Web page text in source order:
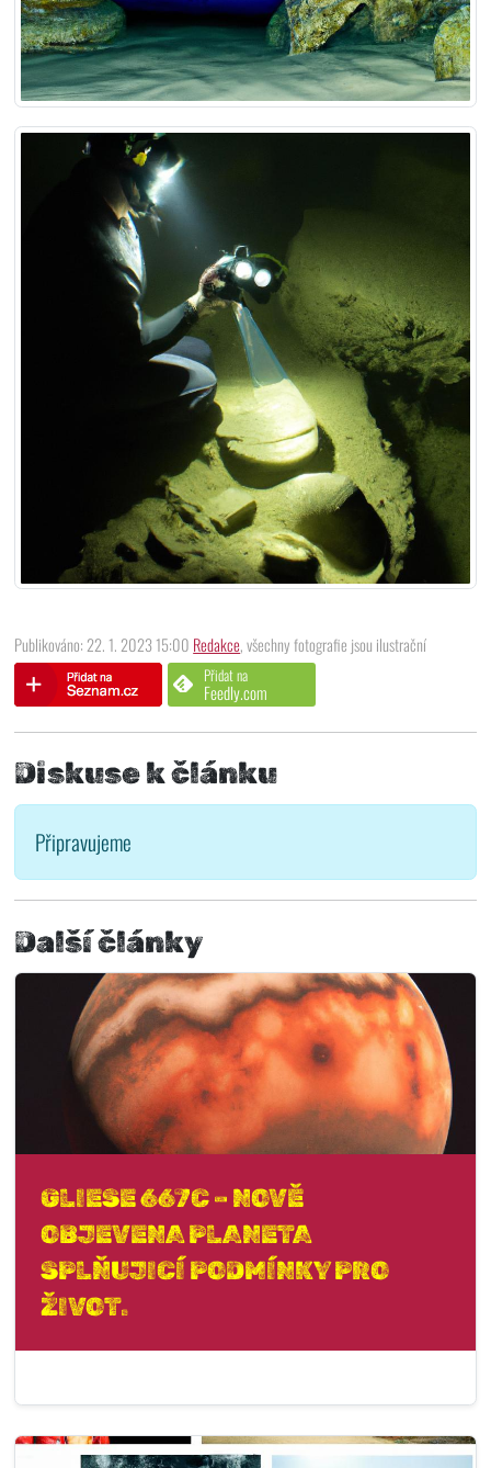
Publikováno: 22. 1. 2023 15:00 Redakce, všechny fotografie jsou ilustrační
Přidat na
Feedly.com
Diskuse k článku
Připravujeme
Další články
GLIESE 667C – NOVĚ
OBJEVENA PLANETA
SPLŇUJICÍ PODMÍNKY PRO
ŽIVOT.